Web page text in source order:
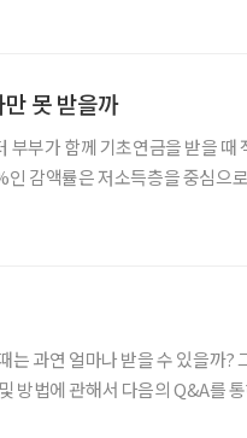
못 받을까
부가 함께 기초연금을 받을 때
감액률은 저소득층을 중심으
과연 얼마나 받을 수 있을까?
방법에 관해서 다음의 Q&A를